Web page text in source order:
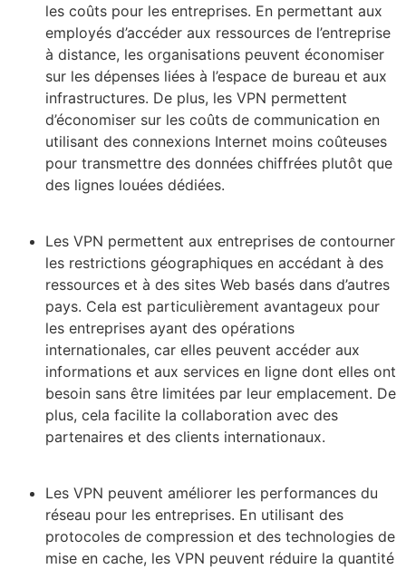
les coûts pour les entreprises. En permettant aux
employés d’accéder aux ressources de l’entreprise
à distance, les organisations peuvent économiser
sur les dépenses liées à l’espace de bureau et aux
infrastructures. De plus, les VPN permettent
d’économiser sur les coûts de communication en
utilisant des connexions Internet moins coûteuses
pour transmettre des données chiffrées plutôt que
des lignes louées dédiées.
Les VPN permettent aux entreprises de contourner
les restrictions géographiques en accédant à des
ressources et à des sites Web basés dans d’autres
pays. Cela est particulièrement avantageux pour
les entreprises ayant des opérations
internationales, car elles peuvent accéder aux
informations et aux services en ligne dont elles ont
besoin sans être limitées par leur emplacement. De
plus, cela facilite la collaboration avec des
partenaires et des clients internationaux.
Les VPN peuvent améliorer les performances du
réseau pour les entreprises. En utilisant des
protocoles de compression et des technologies de
mise en cache, les VPN peuvent réduire la quantité